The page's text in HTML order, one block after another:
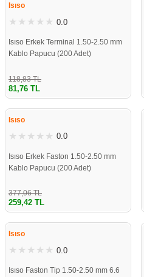
Isıso
0.0
Isıso Erkek Terminal 1.50-2.50 mm
Kablo Papucu (200 Adet)
118,83 TL
81,76 TL
%31
Isıso
0.0
Isıso Erkek Faston 1.50-2.50 mm
Kablo Papucu (200 Adet)
377,06 TL
259,42 TL
%31
Isıso
0.0
Isıso Faston Tip 1.50-2.50 mm 6.6